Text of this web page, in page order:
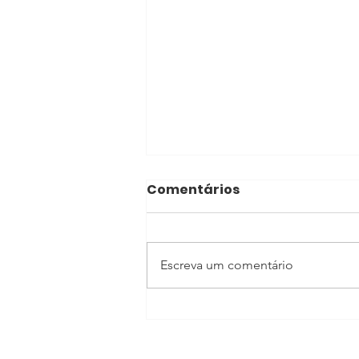
Comentários
Escreva um comentário